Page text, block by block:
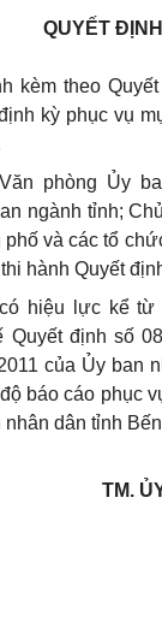
QUYẾT
kèm theo
kỳ phục vụ
phòng Ủy
ngành tỉnh;
phố và các tổ
hành Quyết
hiệu lực kể từ
Quyết định số
của Ủy ban
báo cáo phục
dân tỉnh
TM.